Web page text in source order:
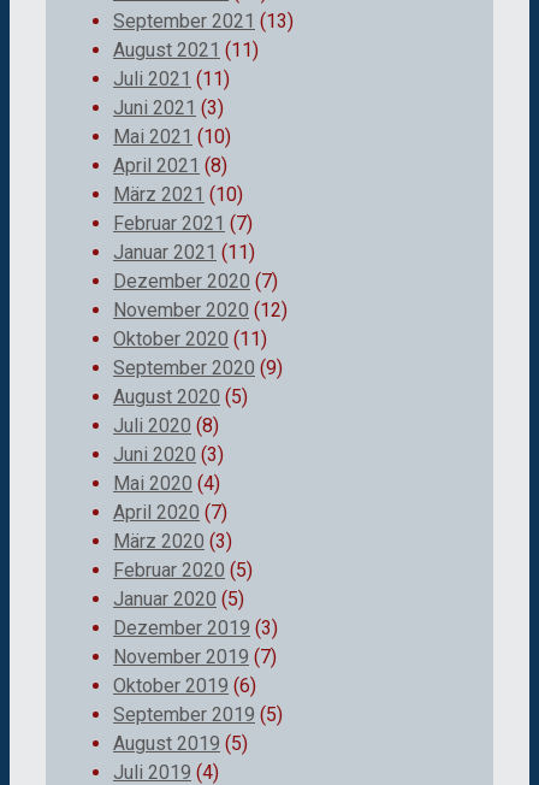
September 2021 (13)
August 2021 (11)
Juli 2021 (11)
Juni 2021 (3)
Mai 2021 (10)
April 2021 (8)
März 2021 (10)
Februar 2021 (7)
Januar 2021 (11)
Dezember 2020 (7)
November 2020 (12)
Oktober 2020 (11)
September 2020 (9)
August 2020 (5)
Juli 2020 (8)
Juni 2020 (3)
Mai 2020 (4)
April 2020 (7)
März 2020 (3)
Februar 2020 (5)
Januar 2020 (5)
Dezember 2019 (3)
November 2019 (7)
Oktober 2019 (6)
September 2019 (5)
August 2019 (5)
Juli 2019 (4)